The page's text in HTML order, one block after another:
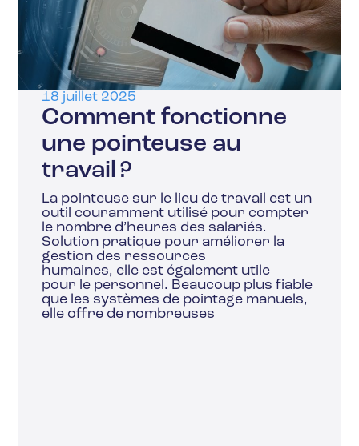
18 juillet 2025
Comment fonctionne
une pointeuse au
travail ?
La pointeuse sur le lieu de travail est un
outil couramment utilisé pour compter
le nombre d’heures des salariés.
Solution pratique pour améliorer la
gestion des ressources
humaines, elle est également utile
pour le personnel. Beaucoup plus fiable
que les systèmes de pointage manuels,
elle offre de nombreuses